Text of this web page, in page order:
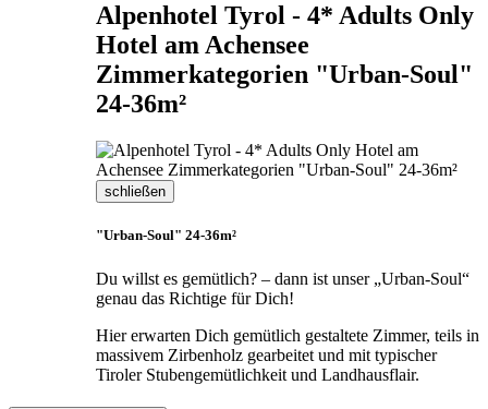
Alpenhotel Tyrol - 4* Adults Only
Hotel am Achensee
Zimmerkategorien "Urban-Soul"
24-36m²
schließen
"Urban-Soul" 24-36m²
Du willst es gemütlich? – dann ist unser „Urban-Soul“
genau das Richtige für Dich!
Hier erwarten Dich gemütlich gestaltete Zimmer, teils in
massivem Zirbenholz gearbeitet und mit typischer
Tiroler Stubengemütlichkeit und Landhausflair.